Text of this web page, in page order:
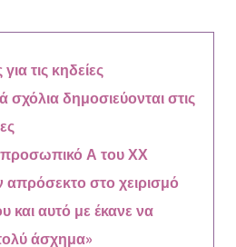
για τις κηδείες
σχόλια δημοσιεύονται στις
προσωπικό Α του ΧΧ
στο χειρισμό
και αυτό με έκανε να
άσχημα»